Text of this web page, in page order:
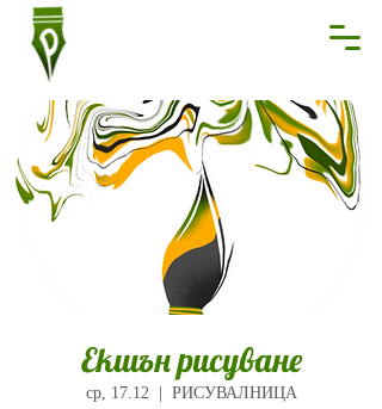
Екшън рисуване
ср, 17.12
  |
РИСУВАЛНИЦА